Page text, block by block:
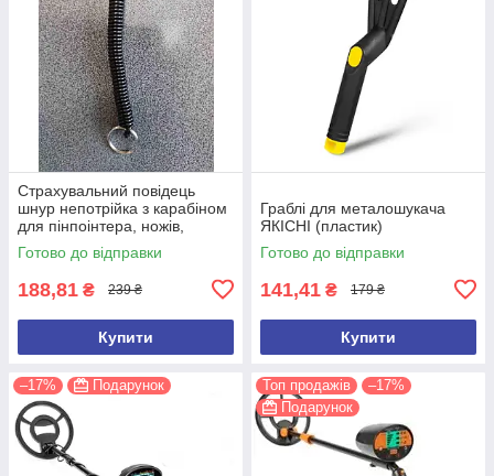
Страхувальний повідець
шнур непотрійка з карабіном
для пінпоінтера, ножів,
ліхтарів, рацій, ключів
Готово до відправки
188,81 ₴ 239 ₴
Купити
Граблі для металошукача
ЯКІСНІ (пластик)
Готово до відправки
141,41 ₴ 179 ₴
Купити
–17% Подарунок Топ продажів
–17%
Подарунок